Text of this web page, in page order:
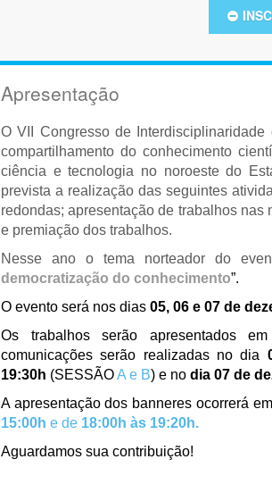
Apresentação
O VII Congresso de
compartilhamento do conhecimento
ciência e tecnologia no noroeste do
prevista a realização das seguintes
redondas; apresentação de trabalhos
e premiação dos trabalhos.
Nesse ano o tema norteador do
democratização do conhecimento”.
O evento será nos dias 05, 06 e 07 de
Os trabalhos serão apresentados
comunicações serão realizadas no dia
19:30h (SESSÃOA e B) e no dia 07 de
A apresentação dos banneres ocorrerá
15:00h e de 18:00h às 19:20h.
Aguardamos sua contribuição!